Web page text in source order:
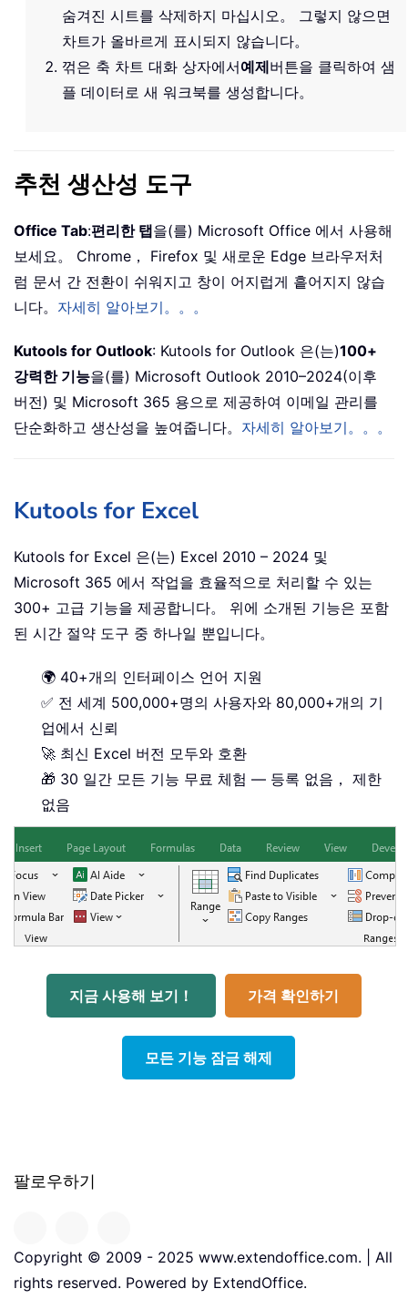
숨겨진 시트를 삭제하지 마십시오。 그렇지 않으면
차트가 올바르게 표시되지 않습니다。
꺾은 축 차트 대화 상자에서예제버튼을 클릭하여 샘
플 데이터로 새 워크북를 생성합니다。
추천 생산성 도구
Office Tab:편리한 탭을(를) Microsoft Office 에서 사용해
보세요。 Chrome， Firefox 및 새로운 Edge 브라우저처
럼 문서 간 전환이 쉬워지고 창이 어지럽게 흩어지지 않습
니다。 자세히 알아보기。。。
Kutools for Outlook: Kutools for Outlook 은(는)100+
강력한 기능을(를) Microsoft Outlook 2010–2024(이후
버전) 및 Microsoft 365 용으로 제공하여 이메일 관리를
단순화하고 생산성을 높여줍니다。 자세히 알아보기。。。
Kutools for Excel
Kutools for Excel 은(는) Excel 2010 – 2024 및
Microsoft 365 에서 작업을 효율적으로 처리할 수 있는
300+ 고급 기능을 제공합니다。 위에 소개된 기능은 포함
된 시간 절약 도구 중 하나일 뿐입니다。
🌍 40+개의 인터페이스 언어 지원
✅ 전 세계 500,000+명의 사용자와 80,000+개의 기
업에서 신뢰
🚀 최신 Excel 버전 모두와 호환
🎁 30 일간 모든 기능 무료 체험 — 등록 없음， 제한
없음
지금 사용해 보기！ 가격 확인하기
모든 기능 잠금 해제
팔로우하기
Copyright © 2009 - 2025 www.extendoffice.com. | All
rights reserved. Powered by ExtendOffice.